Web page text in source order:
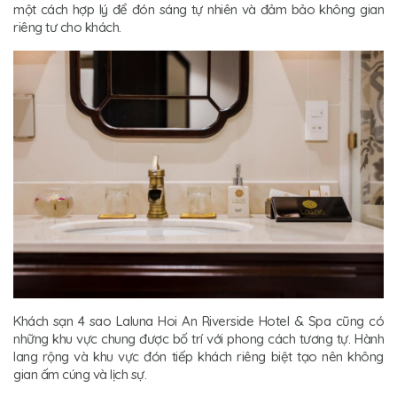
một cách hợp lý để đón sáng tự nhiên và đảm bảo không gian
riêng tư cho khách.
Khách sạn 4 sao Laluna Hoi An Riverside Hotel & Spa cũng có
những khu vực chung được bố trí với phong cách tương tự. Hành
lang rộng và khu vực đón tiếp khách riêng biệt tạo nên không
gian ấm cúng và lịch sự.